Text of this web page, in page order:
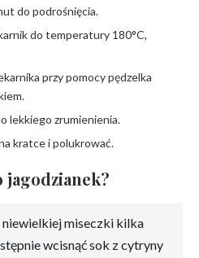
do podrośnięcia.
do temperatury 180°C,
przy pomocy pędzelka
lekkiego zrumienienia.
kratce i polukrować.
miseczki kilka
wcisnąć sok z cytryny